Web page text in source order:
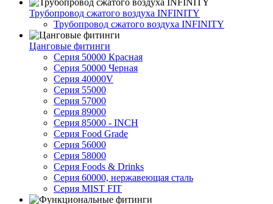
Трубопровод сжатого воздуха INFINITY
Трубопровод сжатого воздуха INFINITY
Цанговые фитинги
Серия 50000 Красная
Серия 50000 Черная
Серия 40000V
Серия 55000
Серия 57000
Серия 89000
Серия 85000 - INCH
Серия Food Grade
Серия 56000
Серия 58000
Серия Foods & Drinks
Серия 60000, нержавеющая сталь
Серия MIST FIT